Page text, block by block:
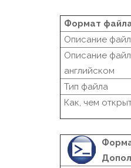
Формат
Описание
Описание
английском
Тип файла
Как, чем